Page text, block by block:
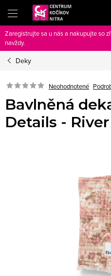
obsah
Zaregistrujte sa u nás a nakupujte so
navždy.
Deky
Neohodnotené
Bavlněná
Details -